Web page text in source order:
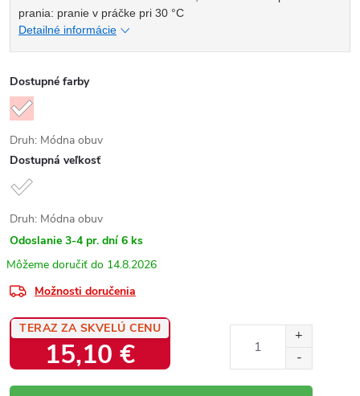
prania: pranie v práčke pri 30 °C
Detailné informácie
Dostupné farby
Druh: Módna obuv
Dostupná veľkosť
Druh: Módna obuv
Odoslanie 3-4 pr. dní 6 ks
14.8.2026
Možnosti doručenia
TERAZ ZA SKVELÚ CENU
15,10 €